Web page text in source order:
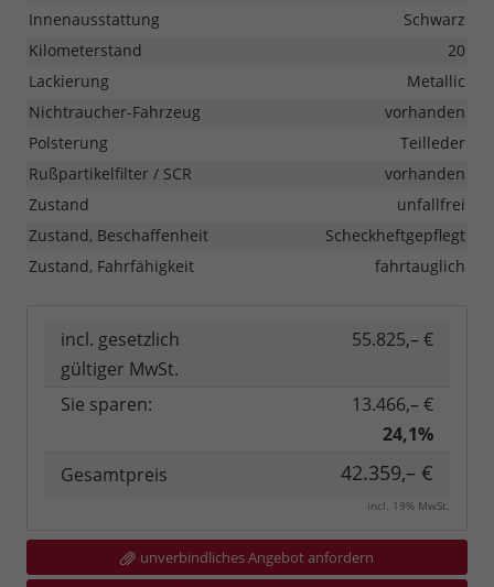
Innenausstattung
Schwarz
Kilometerstand
20
Lackierung
Metallic
Nichtraucher-Fahrzeug
vorhanden
Polsterung
Teilleder
Rußpartikelfilter / SCR
vorhanden
Zustand
unfallfrei
Zustand, Beschaffenheit
Scheckheftgepflegt
Zustand, Fahrfähigkeit
fahrtauglich
incl. gesetzlich
gültiger MwSt.
55.825,– €
Sie sparen:
13.466,– €
24,1%
Gesamtpreis
42.359,– €
incl. 19% MwSt.
unverbindliches Angebot anfordern